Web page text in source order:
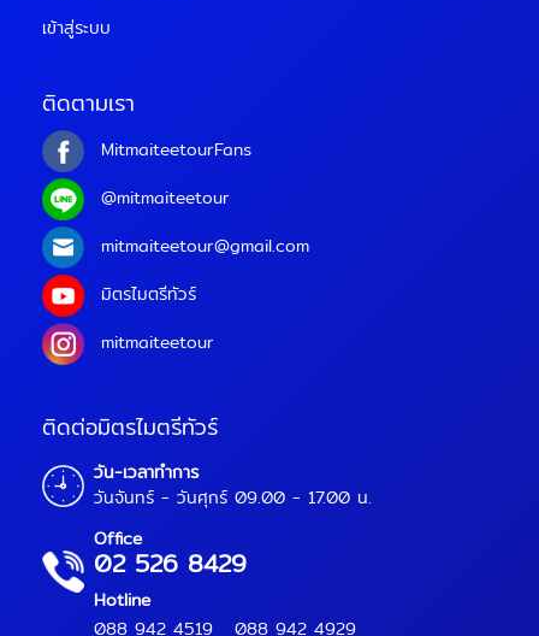
เข้าสู่ระบบ
ติดตามเรา
MitmaiteetourFans
@mitmaiteetour
mitmaiteetour@gmail.com
มิตรไมตรีทัวร์
mitmaiteetour
ติดต่อมิตรไมตรีทัวร์
วัน-เวลาทำการ
วันจันทร์ - วันศุกร์ 09.00 - 17.00 น.
Office
02 526 8429
Hotline
088 942 4519
088 942 4929